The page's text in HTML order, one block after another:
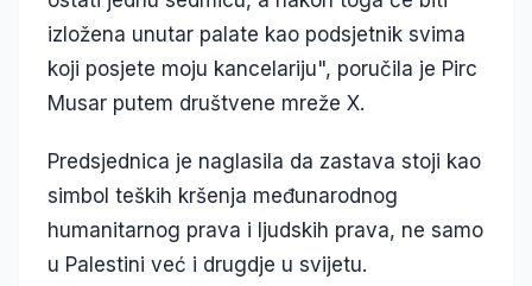
izložena unutar palate kao podsjetnik svima
koji posjete moju kancelariju", poručila je Pirc
Musar putem društvene mreže X.
Predsjednica je naglasila da zastava stoji kao
simbol teških kršenja međunarodnog
humanitarnog prava i ljudskih prava, ne samo
u Palestini već i drugdje u svijetu.